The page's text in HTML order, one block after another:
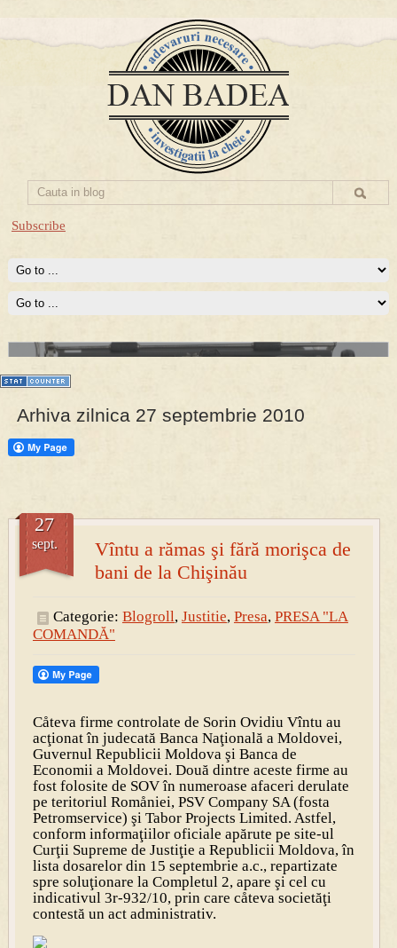
Subscribe
PRESA
Permise pentru vânătoarea de porci în costume, cu gulere albe
Prima mea carte publicata (Nemira)
Averea Presedintelui: prima lucrare despre controversatele
conturi secrete ale Securitatii.
Arhiva zilnica 27 septembrie 2010
Vîntu a rămas şi fără morişca de
bani de la Chişinău
27
sept.
Categorie: Blogroll, Justitie, Presa, PRESA "LA
COMANDĂ"
Cåteva firme controlate de Sorin Ovidiu Vîntu au
acţionat în judecată Banca Naţională a Moldovei,
Guvernul Republicii Moldova şi Banca de
Economii a Moldovei. Două dintre aceste firme au
fost folosite de SOV în numeroase afaceri derulate
pe teritoriul Romåniei, PSV Company SA (fosta
Petromservice) şi Tabor Projects Limited. Astfel,
conform informaţiilor oficiale apărute pe site-ul
Curţii Supreme de Justiţie a Republicii Moldova, în
lista dosarelor din 15 septembrie a.c., repartizate
spre soluţionare la Completul 2, apare şi cel cu
indicativul 3r-932/10, prin care cåteva societăţi
contestă un act administrativ.